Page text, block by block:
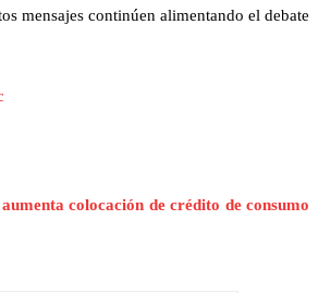
mensajes continúen alimentando el debate
colocación de crédito de consumo